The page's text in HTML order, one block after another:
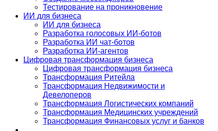
Тестирование на проникновение
ИИ для бизнеса
ИИ для бизнеса
Разработка голосовых ИИ-ботов
Разработка ИИ чат-ботов
Разработка ИИ-агентов
Цифровая трансформация бизнеса
Цифровая трансформация бизнеса
Трансформация Ритейла
Трансформация Недвижимости и
Девелоперов
Трансформация Логистических компаний
Трансформация Медицинских учреждений
Трансформация Финансовых услуг и банков